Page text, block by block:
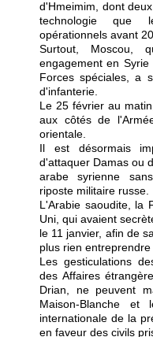
d'Hmeimim, dont
technologie que
opérationnels avant
Surtout, Moscou,
engagement en
Forces spéciales, a
d'infanterie.
Le 25 février au
aux côtés de
orientale.
Il est désormais
d'attaquer Damas ou
arabe syrienne
riposte militaire russe.
L'Arabie saoudite, la
Uni, qui avaient
le 11 janvier, afin de
plus rien entreprendre
Les gesticulations
des Affaires
Drian, ne peuvent
Maison-Blanche
internationale de la
en faveur des civils